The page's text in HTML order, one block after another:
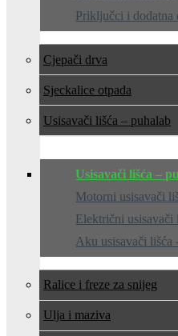
Priključci i dodatna
Cjepači drva
Sjeckalice otpada
Usisavači lišća – puhala
Usisavači lišća –
Motorni usisavači
Električni usisavači
Aku usisavači lišća
Ralice i freze za snijeg
Ulja i maziva